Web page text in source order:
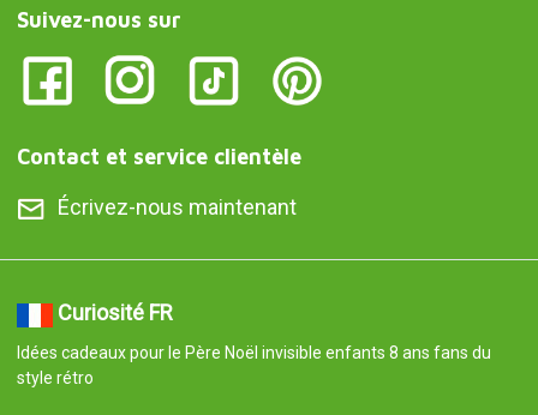
Suivez-nous sur
Contact et service clientèle
Écrivez-nous maintenant
Curiosité FR
Idées cadeaux pour le Père Noël invisible enfants 8 ans fans du
style rétro